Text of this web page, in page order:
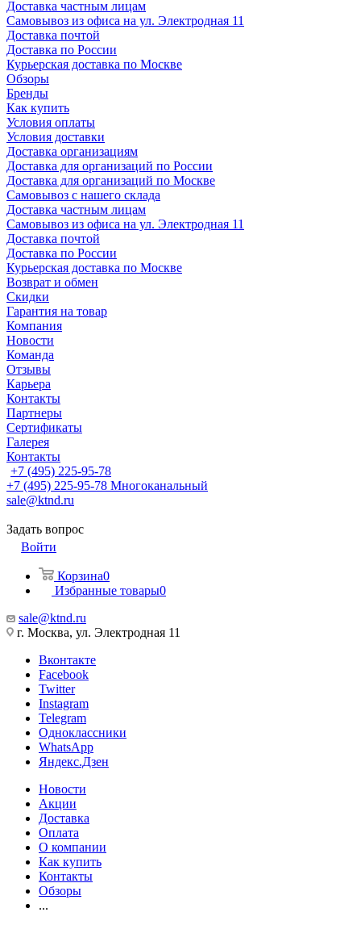
Доставка частным лицам
Самовывоз из офиса на ул. Электродная 11
Доставка почтой
Доставка по России
Курьерская доставка по Москве
Обзоры
Бренды
Как купить
Условия оплаты
Условия доставки
Доставка организациям
Доставка для организаций по России
Доставка для организаций по Москве
Самовывоз с нашего склада
Доставка частным лицам
Самовывоз из офиса на ул. Электродная 11
Доставка почтой
Доставка по России
Курьерская доставка по Москве
Возврат и обмен
Скидки
Гарантия на товар
Компания
Новости
Команда
Отзывы
Карьера
Контакты
Партнеры
Сертификаты
Галерея
Контакты
+7 (495) 225-95-78
+7 (495) 225-95-78 Многоканальный
sale@ktnd.ru
Задать вопрос
Войти
Корзина0
Избранные товары0
sale@ktnd.ru
г. Москва, ул. Электродная 11
Вконтакте
Facebook
Twitter
Instagram
Telegram
Одноклассники
WhatsApp
Яндекс.Дзен
Новости
Акции
Доставка
Оплата
О компании
Как купить
Контакты
Обзоры
...